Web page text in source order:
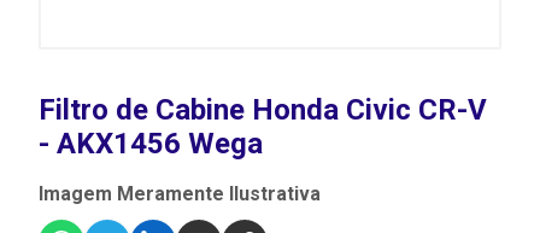
Filtro de Cabine Honda Civic CR-V
- AKX1456 Wega
Imagem Meramente Ilustrativa